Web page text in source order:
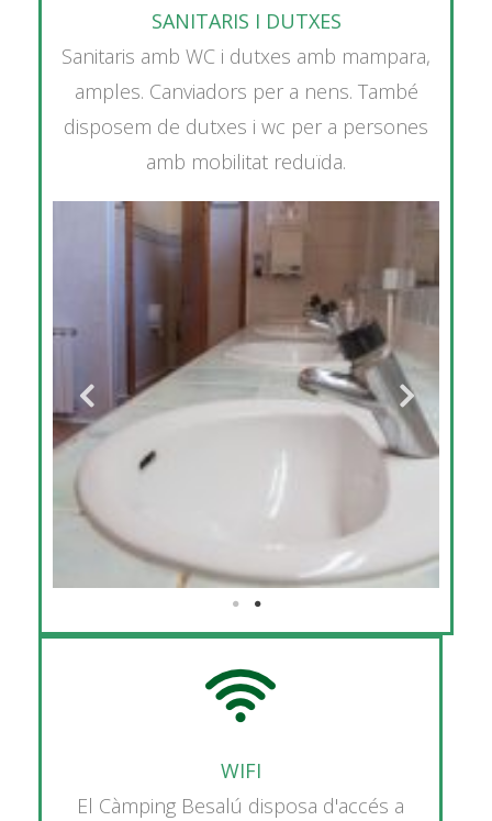
SANITARIS I DUTXES
Sanitaris amb WC i dutxes amb mampara,
amples. Canviadors per a nens. També
disposem de dutxes i wc per a persones
amb mobilitat reduïda.
WIFI
El Càmping Besalú disposa d'accés a